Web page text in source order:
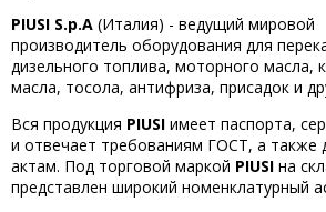
PIUSI S.p.A (Италия) - ведущий мировой
производитель оборудования для
дизельного топлива, моторного масла,
масла, тосола, антифриза, присадок и
Вся продукция PIUSI имеет паспорта,
и отвечает требованиям ГОСТ, а также
актам. Под торговой маркой PIUSI на
представлен широкий номенклатурный